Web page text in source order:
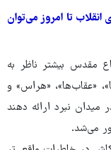
انقلاب تا امروز می‌توان
دفاع مقدس بیشتر ناظر به
«عقاب‌ها»، «هراس» و
نبرد ارائه دهند
می‌شد.